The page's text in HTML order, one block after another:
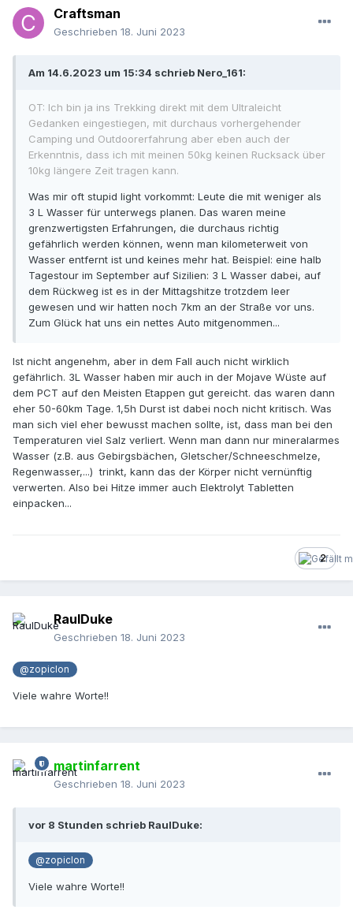
Craftsman
Geschrieben 18. Juni 2023
Am 14.6.2023 um 15:34 schrieb Nero_161:
OT: Ich bin ja ins Trekking direkt mit dem Ultraleicht
Gedanken eingestiegen, mit durchaus vorhergehender
Camping und Outdoorerfahrung aber eben auch der
Erkenntnis, dass ich mit meinen 50kg keinen Rucksack über
10kg längere Zeit tragen kann.
Was mir oft stupid light vorkommt: Leute die mit weniger als
3 L Wasser für unterwegs planen. Das waren meine
grenzwertigsten Erfahrungen, die durchaus richtig
gefährlich werden können, wenn man kilometerweit von
Wasser entfernt ist und keines mehr hat. Beispiel: eine halb
Tagestour im September auf Sizilien: 3 L Wasser dabei, auf
dem Rückweg ist es in der Mittagshitze trotzdem leer
gewesen und wir hatten noch 7km an der Straße vor uns.
Zum Glück hat uns ein nettes Auto mitgenommen...
Ist nicht angenehm, aber in dem Fall auch nicht wirklich
gefährlich. 3L Wasser haben mir auch in der Mojave Wüste auf
dem PCT auf den Meisten Etappen gut gereicht. das waren dann
eher 50-60km Tage. 1,5h Durst ist dabei noch nicht kritisch. Was
man sich viel eher bewusst machen sollte, ist, dass man bei den
Temperaturen viel Salz verliert. Wenn man dann nur mineralarmes
Wasser (z.B. aus Gebirgsbächen, Gletscher/Schneeschmelze,
Regenwasser,...) trinkt, kann das der Körper nicht vernünftig
verwerten. Also bei Hitze immer auch Elektrolyt Tabletten
einpacken...
2
RaulDuke
Geschrieben 18. Juni 2023
@zopiclon
Viele wahre Worte!!
martinfarrent
Geschrieben 18. Juni 2023
vor 8 Stunden schrieb RaulDuke:
@zopiclon
Viele wahre Worte!!